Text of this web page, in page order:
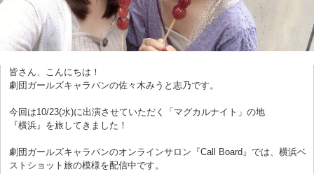
皆さん、こんにちは！
劇団ガールズキャラバンの佐々木みうと志乃です。
今回は10/23(水)に出演させていただく「マグカルナイト」の地
『横浜』を旅してきました！
劇団ガールズキャラバンのオンラインサロン『Call Board』では、横浜ベ
ストショット旅の模様を配信中です。